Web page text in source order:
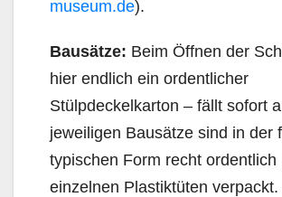
museum.de).
Bausätze: Beim Öffnen der
hier endlich ein ordentlicher
Stülpdeckelkarton – fällt sofort
jeweiligen Bausätze sind in der
typischen Form recht ordentlich
einzelnen Plastiktüten verpackt.